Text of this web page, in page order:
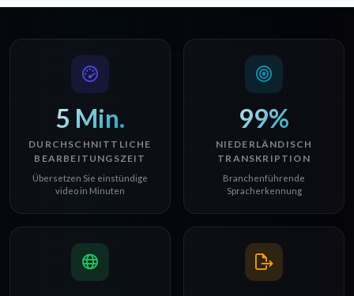
5 Min.
DURCHSCHNITTLICHE
BEARBEITUNGSZEIT
Übersetzen Sie einstündige
video in Minuten
99%
NIEDERLÄNDISCH
TRANSKRIPTION
Branchenführende
Spracherkennung